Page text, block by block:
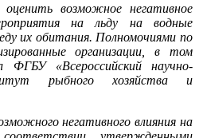
возможное негативное
на льду на водные
их обитания. Полномочиями по
организации, в том
ФГБУ «Всероссийский научно-
рыбного хозяйства и
негативного влияния на